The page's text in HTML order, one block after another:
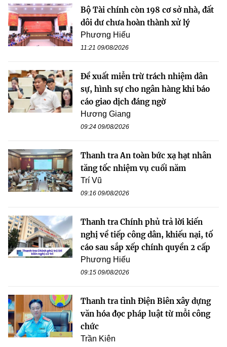
Bộ Tài chính còn 198 cơ sở nhà, đất
dôi dư chưa hoàn thành xử lý
Phương Hiếu
11:21 09/08/2026
Đề xuất miễn trừ trách nhiệm dân
sự, hình sự cho ngân hàng khi báo
cáo giao dịch đáng ngờ
Hương Giang
09:24 09/08/2026
Thanh tra An toàn bức xạ hạt nhân
tăng tốc nhiệm vụ cuối năm
Trí Vũ
09:16 09/08/2026
Thanh tra Chính phủ trả lời kiến
nghị về tiếp công dân, khiếu nại, tố
cáo sau sắp xếp chính quyền 2 cấp
Phương Hiếu
09:15 09/08/2026
Thanh tra tỉnh Điện Biên xây dựng
văn hóa đọc pháp luật từ mỗi công
chức
Trần Kiên